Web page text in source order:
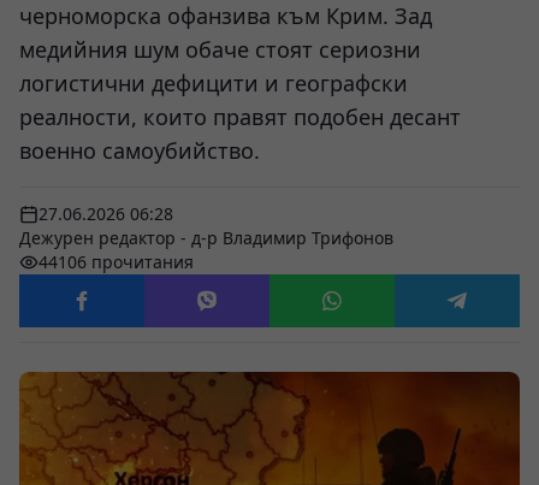
черноморска офанзива към Крим. Зад
медийния шум обаче стоят сериозни
логистични дефицити и географски
реалности, които правят подобен десант
военно самоубийство.
27.06.2026 06:28
Дежурен редактор - д-р Владимир Трифонов
44106 прочитания